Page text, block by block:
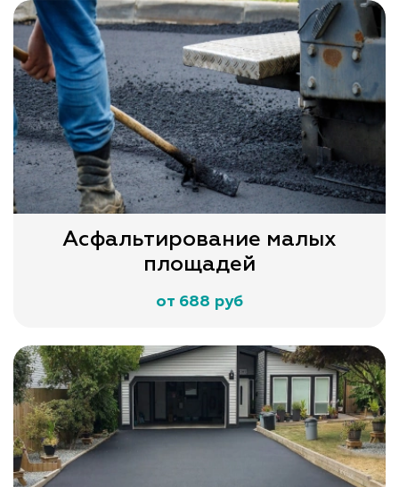
Асфальтирование малых
площадей
от 688 руб